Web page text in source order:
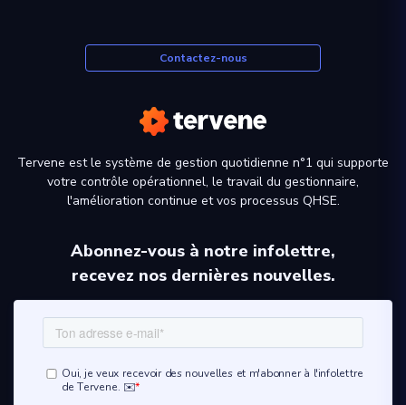
Tervene est le système de gestion quotidienne n°1 qui supporte
votre contrôle opérationnel, le travail du gestionnaire,
l'amélioration continue et vos processus QHSE.
Abonnez-vous à notre infolettre,
recevez nos dernières nouvelles.
Contactez-nous